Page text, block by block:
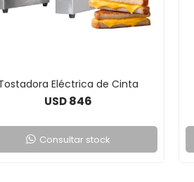
Eléctrica de Cinta
USD 846
Consultar stock